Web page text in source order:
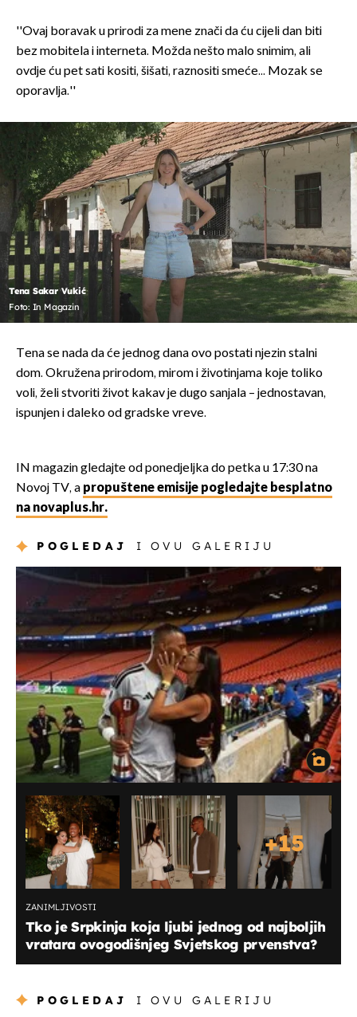
''Ovaj boravak u prirodi za mene znači da ću cijeli dan biti
bez mobitela i interneta. Možda nešto malo snimim, ali
ovdje ću pet sati kositi, šišati, raznositi smeće... Mozak se
oporavlja.''
Tena Sakar Vukić
Foto: In Magazin
Tena se nada da će jednog dana ovo postati njezin stalni
dom. Okružena prirodom, mirom i životinjama koje toliko
voli, želi stvoriti život kakav je dugo sanjala – jednostavan,
ispunjen i daleko od gradske vreve.
IN magazin gledajte od ponedjeljka do petka u 17:30 na
Novoj TV, a propuštene emisije pogledajte besplatno
na novaplus.hr.
POGLEDAJ I OVU GALERIJU
+15
ZANIMLJIVOSTI
Tko je Srpkinja koja ljubi jednog od najboljih
vratara ovogodišnjeg Svjetskog prvenstva?
POGLEDAJ I OVU GALERIJU